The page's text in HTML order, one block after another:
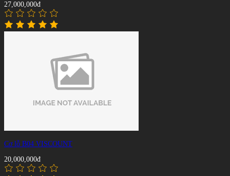
27,000,000đ
Cơ lỗ B04 VISCOUNT
20,000,000đ